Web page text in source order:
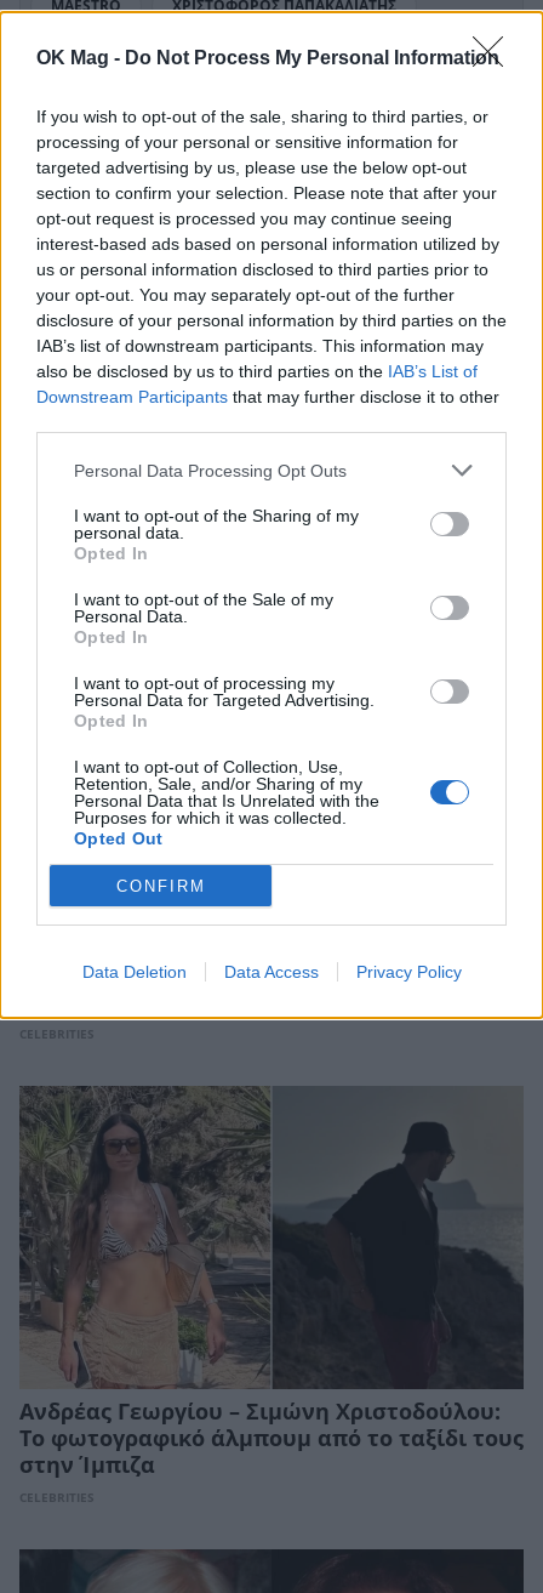
OK Mag - Do Not Process My Personal Information
If you wish to opt-out of the sale, sharing to third parties, or
processing of your personal or sensitive information for
targeted advertising by us, please use the below opt-out
section to confirm your selection. Please note that after your
opt-out request is processed you may continue seeing
interest-based ads based on personal information utilized by
us or personal information disclosed to third parties prior to
your opt-out. You may separately opt-out of the further
disclosure of your personal information by third parties on the
IAB’s list of downstream participants. This information may
also be disclosed by us to third parties on the IAB’s List of
Downstream Participants that may further disclose it to other
Personal Data Processing Opt Outs
I want to opt-out of the Sharing of my
personal data.
Opted In
I want to opt-out of the Sale of my
Personal Data.
Opted In
I want to opt-out of processing my
Personal Data for Targeted Advertising.
Opted In
I want to opt-out of Collection, Use,
Retention, Sale, and/or Sharing of my
Personal Data that Is Unrelated with the
Purposes for which it was collected.
Opted Out
CONFIRM
Data Deletion Data Access Privacy Policy
ΜAESTRO ΧΡΙΣΤΟΦΟΡΟΣ ΠΑΠΑΚΑΛΙΑΤΗΣ
ΠΕΡΙΣΣΟΤΕΡΑ ΣΤΟ
Δανάη Μπάρκα: Η χιουμοριστική αντίδρασή
της σε αρνητικό σχόλιο για το νέο της look
μικρό Πάρη και τη νταντά του – Οι
CELEBRITIES
Ανδρέας Γεωργίου – Σιμώνη Χριστοδούλου:
Το φωτογραφικό άλμπουμ από το ταξίδι τους
στην Ίμπιζα
CELEBRITIES